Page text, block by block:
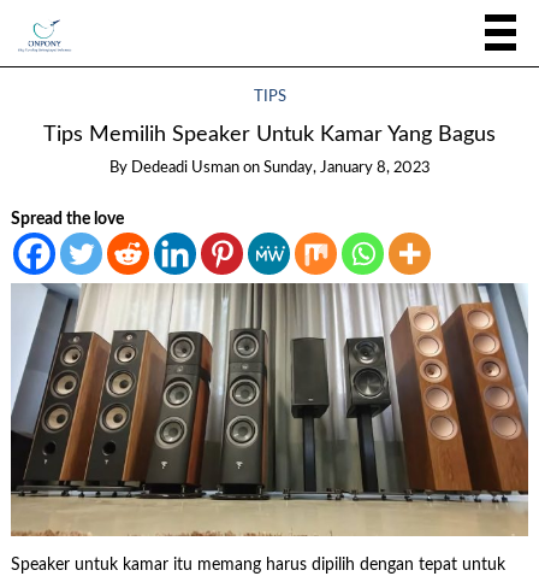
TIPS
Tips Memilih Speaker Untuk Kamar Yang Bagus
By Dedeadi Usman on Sunday, January 8, 2023
Spread the love
Speaker untuk kamar itu memang harus dipilih dengan tepat untuk